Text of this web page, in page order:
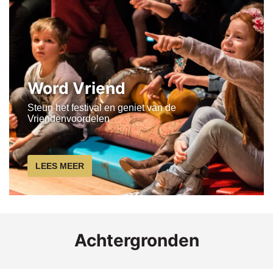
Word Vriend
Steun het festival en geniet van de
Vriendenvoordelen
LEES MEER
Achtergronden